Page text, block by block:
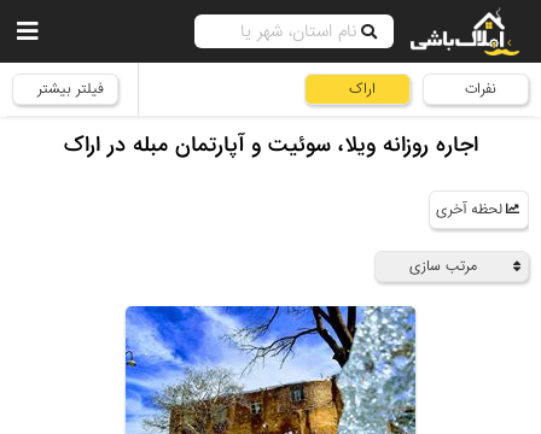
نفرات اراک فیلتر بیشتر
اجاره روزانه ویلا، سوئیت و آپارتمان مبله در اراک
لحظه آخری
مرتب سازی